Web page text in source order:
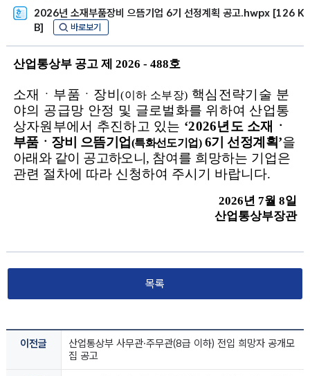
2026년 소재부품장비 으뜸기업 6기 선정계획 공고.hwpx [126 K
B]
바로보기
산업통상부 공고 제 2026 - 488호
소재ㆍ부품ㆍ장비(이하 소부장) 핵심전략기술 분
야의 공급망 안정 및 글로벌화를 위하여 산업통
상자원부에서 추진하고 있는 ‘2026년도 소재ㆍ
부품ㆍ장비 으뜸기업 (특화선도기업) 6기 선정계획’을
아래와 같이 공고하오니 , 참여를 희망하는 기업은
관련 절차에 따라 신청하여 주시기 바랍니다.
2026년 7월8일
산업통상부장관
목록
이전글
산업통상부 사무관·주무관(8급 이하) 전입 희망자 공개모
집 공고